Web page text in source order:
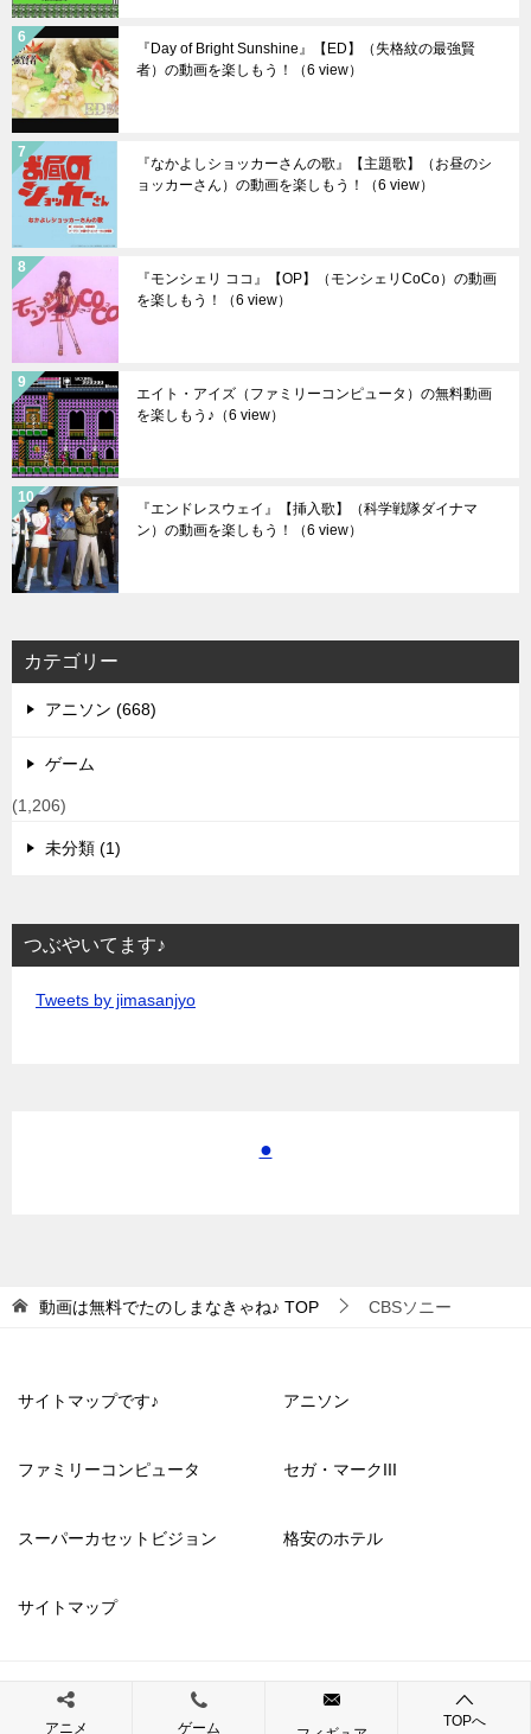
『Day of Bright Sunshine』【ED】（失格紋の最強賢
者）の動画を楽しもう！
（6 view）
『なかよしショッカーさんの歌』【主題歌】（お昼のシ
ョッカーさん）の動画を楽しもう！
（6 view）
『モンシェリ ココ』【OP】（モンシェリCoCo）の動画
を楽しもう！
（6 view）
エイト・アイズ（ファミリーコンピュータ）の無料動画
を楽しもう♪ （6 view）
『エンドレスウェイ』【挿入歌】（科学戦隊ダイナマ
ン）の動画を楽しもう！
（6 view）
カテゴリー
アニソン (668)
ゲーム
(1,206)
未分類 (1)
つぶやいてます♪
Tweets by jimasanjyo
●
動画は無料でたのしまなきゃね♪ TOP CBSソニー
サイトマップです♪ アニソン
ファミリーコンピュータ セガ・マークIII
スーパーカセットビジョン 格安のホテル
サイトマップ
© 2023 動画は無料でたのしまなきゃね♪
アニメ ゲーム TOPへ